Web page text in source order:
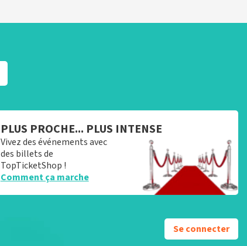
PLUS PROCHE... PLUS INTENSE
Vivez des événements avec
des billets de
TopTicketShop !
Comment ça marche
Se connecter